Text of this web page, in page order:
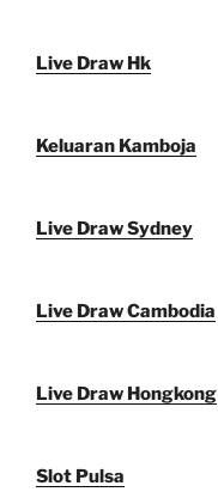
Live Draw Hk
Keluaran Kamboja
Live Draw Sydney
Live Draw Cambodia
Live Draw Hongkong
Slot Pulsa